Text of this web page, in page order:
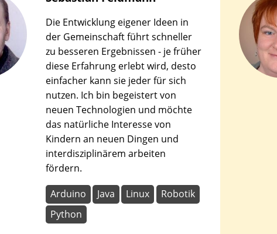
werden
lassen.
Die Entwicklung eigener Ideen in
der Gemeinschaft führt schneller
zu besseren Ergebnissen - je früher
diese Erfahrung erlebt wird, desto
einfacher kann sie jeder für sich
nutzen. Ich bin begeistert von
neuen Technologien und möchte
das natürliche Interesse von
Kindern an neuen Dingen und
interdisziplinärem arbeiten
fördern.
Arduino Java Linux
Robotik
Python